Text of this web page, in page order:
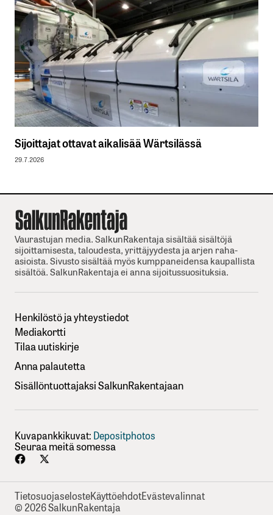
Sijoittajat ottavat aikalisää Wärtsilässä
29.7.2026
Vaurastujan media. SalkunRakentaja sisältää sisältöjä
sijoittamisesta, taloudesta, yrittäjyydesta ja arjen raha-
asioista. Sivusto sisältää myös kumppaneidensa kaupallista
sisältöä. SalkunRakentaja ei anna sijoitussuosituksia.
Henkilöstö ja yhteystiedot
Mediakortti
Tilaa uutiskirje
Anna palautetta
Sisällöntuottajaksi SalkunRakentajaan
Kuvapankkikuvat: Depositphotos
Seuraa meitä somessa
TietosuojaselosteKäyttöehdotEvästevalinnat
© 2026 SalkunRakentaja